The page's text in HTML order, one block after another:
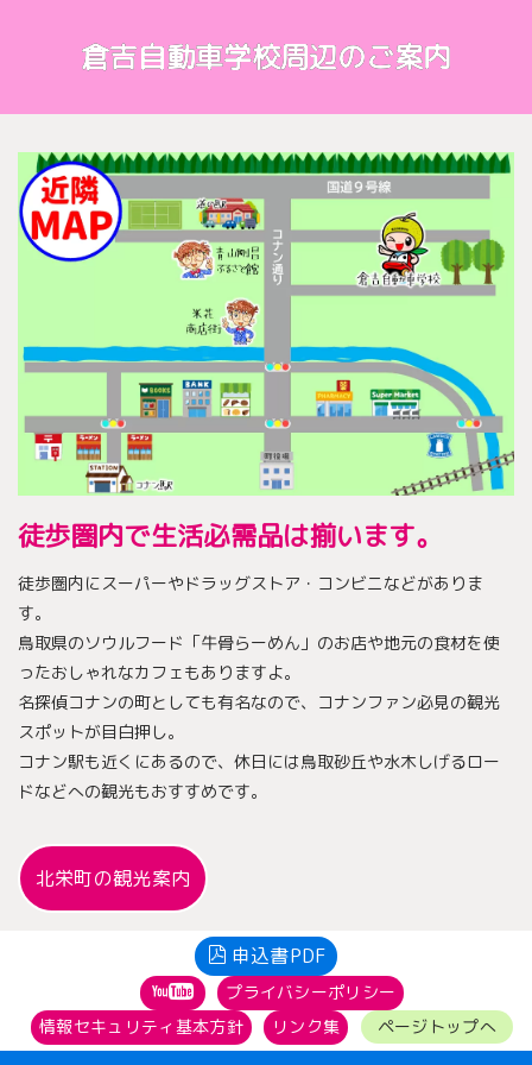
倉吉自動車学校周辺のご案内
徒歩圏内で生活必需品は揃います。
徒歩圏内にスーパーやドラッグストア・コンビニなどがありま
す。
鳥取県のソウルフード「牛骨らーめん」のお店や地元の食材を使
ったおしゃれなカフェもありますよ。
名探偵コナンの町としても有名なので、コナンファン必見の観光
スポットが目白押し。
コナン駅も近くにあるので、休日には鳥取砂丘や水木しげるロー
ドなどへの観光もおすすめです。
北栄町の観光案内
申込書PDF
プライバシーポリシー
情報セキュリティ基本方針
リンク集 ページトップへ